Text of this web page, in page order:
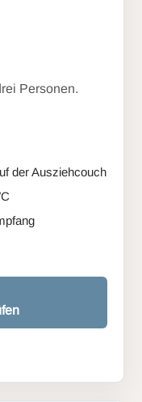
Personen.
der Ausziehcouch